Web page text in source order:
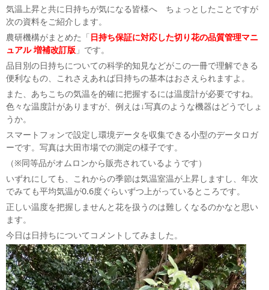
気温上昇と共に日持ちが気になる皆様へ ちょっとしたことですが
次の資料をご紹介します。
農研機構がまとめた「日持ち保証に対応した切り花の品質管理マニ
ュアル 増補改訂版 」です。
品目別の日持ちについての科学的知見などがこの一冊で理解できる
便利なもの、これさえあれば日持ちの基本はおさえられますよ。
また、あちこちの気温を的確に把握するには温度計が必要ですね。
色々な温度計がありますが、例えは↓写真のような機器はどうでしょ
うか。
スマートフォンで設定し環境データを収集できる小型のデータロガ
ーです。写真は大田市場での測定の様子です。
（※同等品がオムロンから販売されているようです）
いずれにしても、これからの季節は気温室温が上昇しますし、年次
でみても平均気温が0.6度ぐらいずつ上がっているところです。
正しい温度を把握しませんと花を扱うのは難しくなるのかなと思い
ます。
今日は日持ちについてコメントしてみました。